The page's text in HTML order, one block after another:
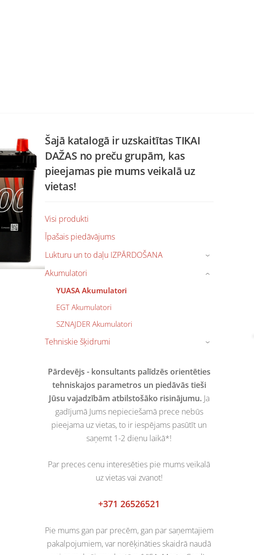
Šajā katalogā ir uzskaitītas TIKAI
DAŽAS no preču grupām, kas
pieejamas pie mums veikalā uz
vietas!
Visi produkti
Īpašais piedāvājums
Lukturu un to daļu IZPĀRDOŠANA
›
Akumulatori
YUASA Akumulatori
EGT Akumulatori
SZNAJDER Akumulatori
›
Tehniskie šķidrumi ›
Pārdevējs - konsultants palīdzēs orientēties
tehniskajos parametros un piedāvās tieši
Jūsu vajadzībām atbilstošāko risinājumu. Ja
gadījumā Jums nepieciešamā prece nebūs
pieejama uz vietas, to ir iespējams pasūtīt un
saņemt 1-2 dienu laikā*!
Par preces cenu interesēties pie mums veikalā
uz vietas vai zvanot!
+371 26526521
Pie mums gan par precēm, gan par saņemtajiem
pakalpojumiem, var norēķināties skaidrā naudā